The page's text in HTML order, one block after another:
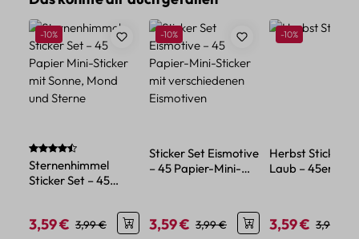
Rabatt
-10%
Durchschnittliche Bewertung von 4.86 von 5 Sternen
Sternenhimmel
Sticker Set – 45
mit Sonne, Mond und
Sterne
Verkaufspreis:
3,59 € Regulärer Preis:
3,99 €
Rabatt
-10%
Sticker Set Eismotive
– 45 Papier-Mini-
Verkaufspreis:
3,59 € Regulärer Preis:
3,99 €
Rabatt
-10%
Herbst Sticker
Laub – 45er
Verkaufspreis:
3,59 € 3,99 €